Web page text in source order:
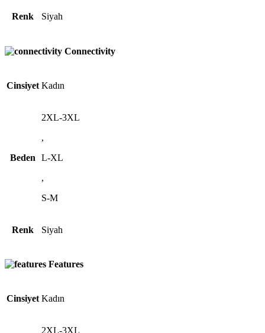
Renk Siyah
Connectivity
Cinsiyet Kadın
Beden
2XL-3XL
,
L-XL
,
S-M
Renk Siyah
Features
Cinsiyet Kadın
2XL-3XL